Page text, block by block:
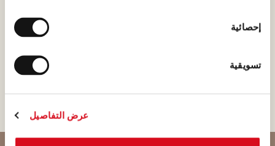
إحصائية
تسويقية
عرض التفاصيل
شوكولاتة الحليب بالكاكاو الفاخر من
الشهية.